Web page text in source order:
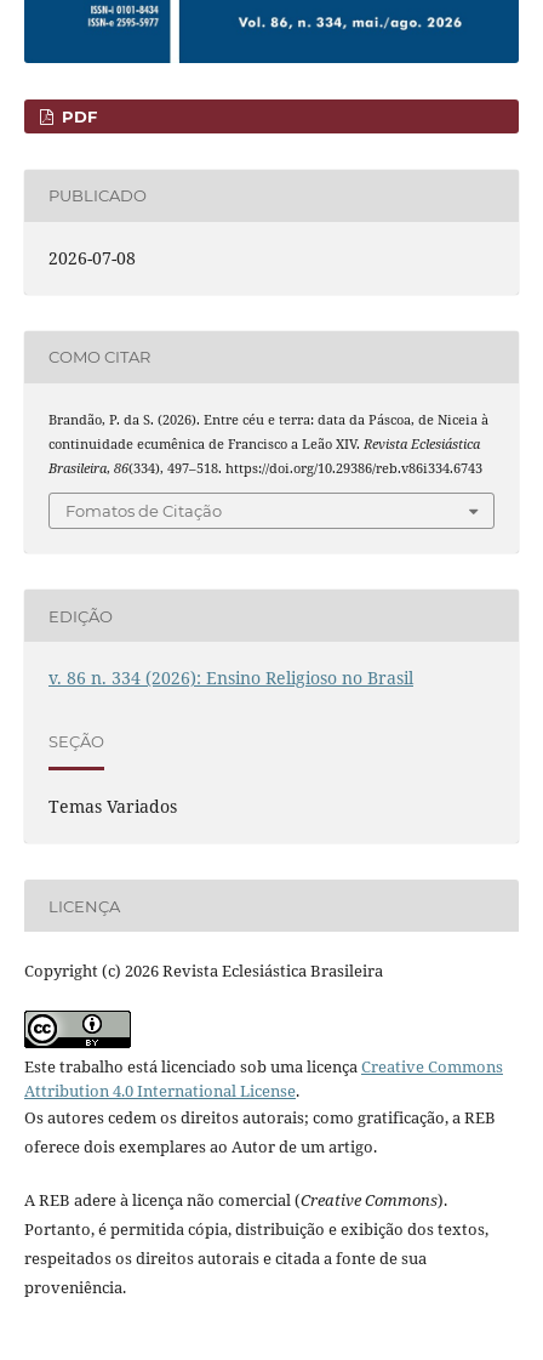
PDF
PUBLICADO
2026-07-08
COMO CITAR
Brandão, P. da S. (2026). Entre céu e terra: data da Páscoa, de Niceia à
continuidade ecumênica de Francisco a Leão XIV. Revista Eclesiástica
Brasileira, 86(334), 497–518. https://doi.org/10.29386/reb.v86i334.6743
Fomatos de Citação
EDIÇÃO
v. 86 n. 334 (2026): Ensino Religioso no Brasil
SEÇÃO
Temas Variados
LICENÇA
Copyright (c) 2026 Revista Eclesiástica Brasileira
Este trabalho está licenciado sob uma licença Creative Commons
Attribution 4.0 International License.
Os autores cedem os direitos autorais; como gratificação, a REB
oferece dois exemplares ao Autor de um artigo.
A REB adere à licença não comercial (Creative Commons).
Portanto, é permitida cópia, distribuição e exibição dos textos,
respeitados os direitos autorais e citada a fonte de sua
proveniência.